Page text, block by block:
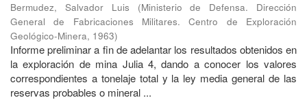
Bermudez, Salvador Luis (Ministerio de Defensa. Dirección
General de Fabricaciones Militares. Centro de Exploración
Geológico-Minera, 1963)
Informe preliminar a fin de adelantar los resultados obtenidos en
la exploración de mina Julia 4, dando a conocer los valores
correspondientes a tonelaje total y la ley media general de las
reservas probables o mineral ...